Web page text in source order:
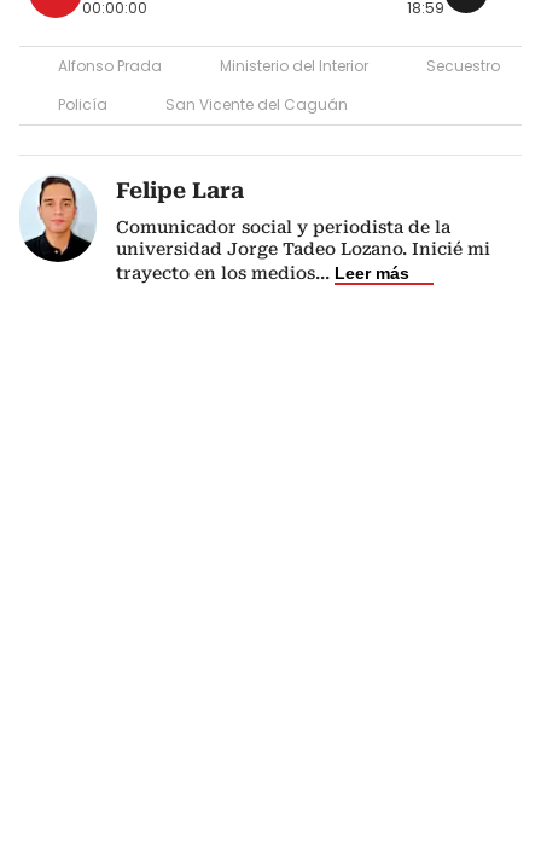
00:00:00 18:59
Alfonso Prada Ministerio del Interior
Secuestro
Policía
San Vicente del Caguán
Felipe Lara
Comunicador social y periodista de la
universidad Jorge Tadeo Lozano. Inicié mi
trayecto en los medios... Leer más